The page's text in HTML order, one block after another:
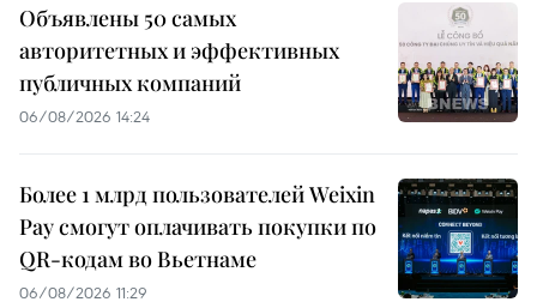
Объявлены 50 самых
авторитетных и эффективных
публичных компаний
06/08/2026 14:24
Более 1 млрд пользователей Weixin
Pay смогут оплачивать покупки по
QR-кодам во Вьетнаме
06/08/2026 11:29